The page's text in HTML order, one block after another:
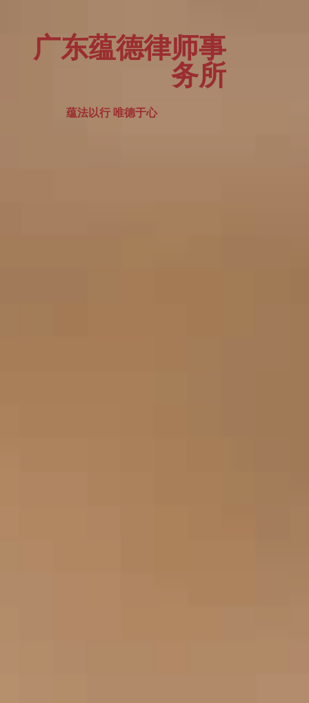
广东蕴德律师事
务所
蕴法以行 唯德于心